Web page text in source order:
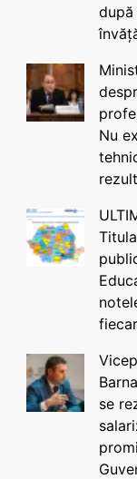
după
Nu
se